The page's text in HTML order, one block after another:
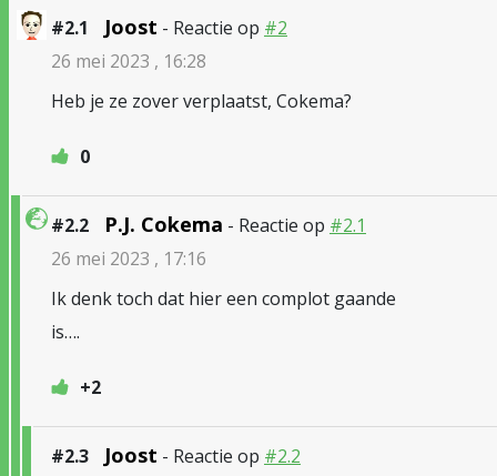
#2.1 Joost - Reactie op #2
26 mei 2023 , 16:28
Heb je ze zover verplaatst, Cokema?
0
#2.2 P.J. Cokema - Reactie op #2.1
26 mei 2023 , 17:16
Ik denk toch dat hier een complot gaande
is….
+2
#2.3 Joost - Reactie op #2.2